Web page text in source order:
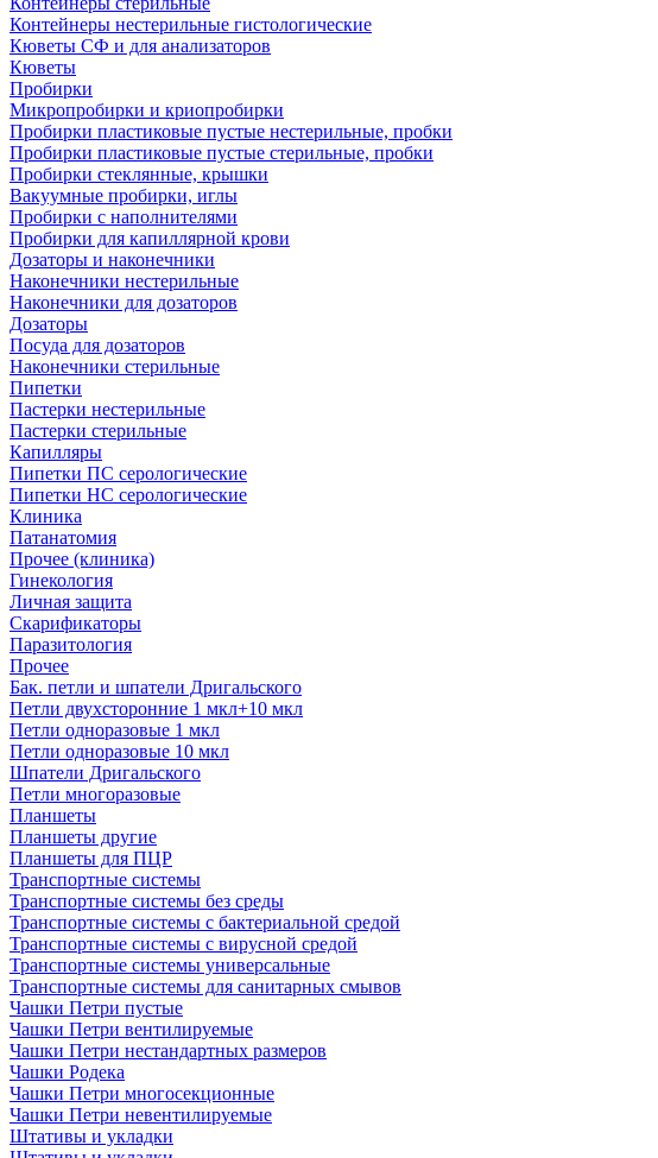
Контейнеры нестерильные гистологические
Кюветы СФ и для анализаторов
Кюветы
Пробирки
Микропробирки и криопробирки
Пробирки пластиковые пустые нестерильные, пробки
Пробирки пластиковые пустые стерильные, пробки
Пробирки стеклянные, крышки
Вакуумные пробирки, иглы
Пробирки с наполнителями
Пробирки для капиллярной крови
Дозаторы и наконечники
Наконечники нестерильные
Наконечники для дозаторов
Дозаторы
Посуда для дозаторов
Наконечники стерильные
Пипетки
Пастерки нестерильные
Пастерки стерильные
Капилляры
Пипетки ПС серологические
Пипетки НС серологические
Клиника
Патанатомия
Прочее (клиника)
Гинекология
Личная защита
Скарификаторы
Паразитология
Прочее
Бак. петли и шпатели Дригальского
Петли двухсторонние 1 мкл+10 мкл
Петли одноразовые 1 мкл
Петли одноразовые 10 мкл
Шпатели Дригальского
Петли многоразовые
Планшеты
Планшеты другие
Планшеты для ПЦР
Транспортные системы
Транспортные системы без среды
Транспортные системы с бактериальной средой
Транспортные системы с вирусной средой
Транспортные системы универсальные
Транспортные системы для санитарных смывов
Чашки Петри пустые
Чашки Петри вентилируемые
Чашки Петри нестандартных размеров
Чашки Родека
Чашки Петри многосекционные
Чашки Петри невентилируемые
Штативы и укладки